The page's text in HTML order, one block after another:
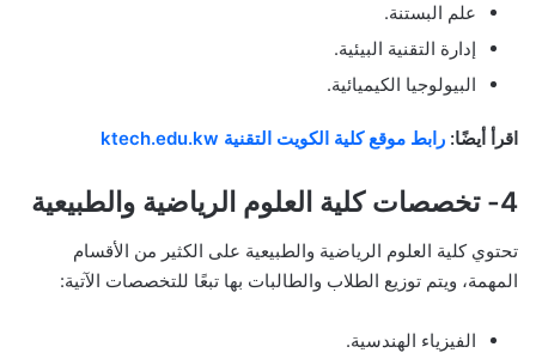
علم البستنة.
إدارة التقنية البيئية.
البيولوجيا الكيميائية.
اقرأ أيضًا: رابط موقع كلية الكويت التقنية ktech.edu.kw
4- تخصصات كلية العلوم الرياضية والطبيعية
تحتوي كلية العلوم الرياضية والطبيعية على الكثير من الأقسام
المهمة، ويتم توزيع الطلاب والطالبات بها تبعًا للتخصصات الآتية:
الفيزياء الهندسية.